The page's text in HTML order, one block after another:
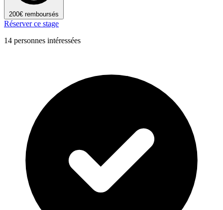
200€ remboursés
Réserver ce stage
14 personnes intéressées